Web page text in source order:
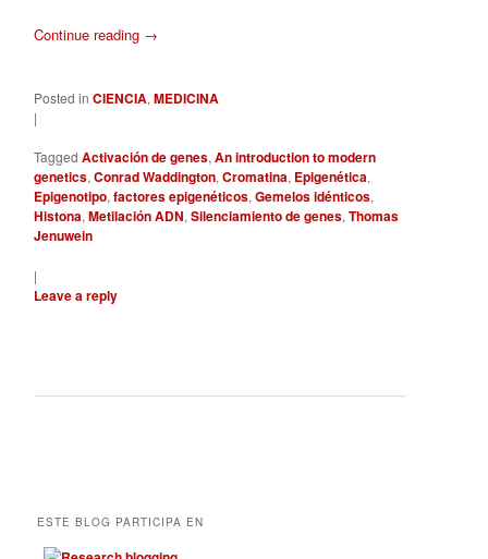
Continue reading →
Posted in CIENCIA, MEDICINA
|
Tagged Activación de genes, An introduction to modern
genetics, Conrad Waddington, Cromatina, Epigenética,
Epigenotipo, factores epigenéticos, Gemelos idénticos,
Histona, Metilación ADN, Silenciamiento de genes, Thomas
Jenuwein
|
Leave a reply
ESTE BLOG PARTICIPA EN